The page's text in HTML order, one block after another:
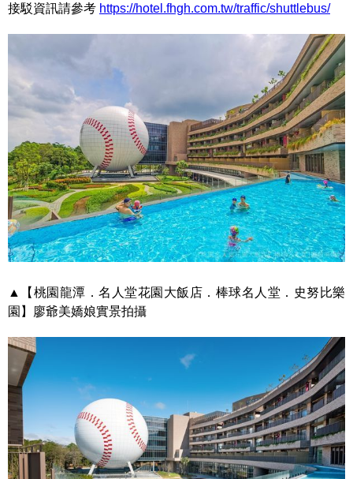
接駁資訊請參考 https://hotel.fhgh.com.tw/traffic/shuttlebus/
▲【桃園龍潭．名人堂花園大飯店．棒球名人堂．史努比樂
園】廖爺美嬌娘實景拍攝